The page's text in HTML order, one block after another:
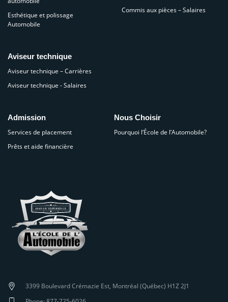
3399 Boulevard Crémazie Est, Montréal (Québec) H1Z 2J1
Esthétique et polissage
Automobile
Aviseur technique
Aviseur technique – Carrières
Aviseur technique - Salaires
Commis aux pièces – Salaires
Admission
Services de placement
Prêts et aide financière
Nous Choisir
Pourquoi l’École de l’Automobile?